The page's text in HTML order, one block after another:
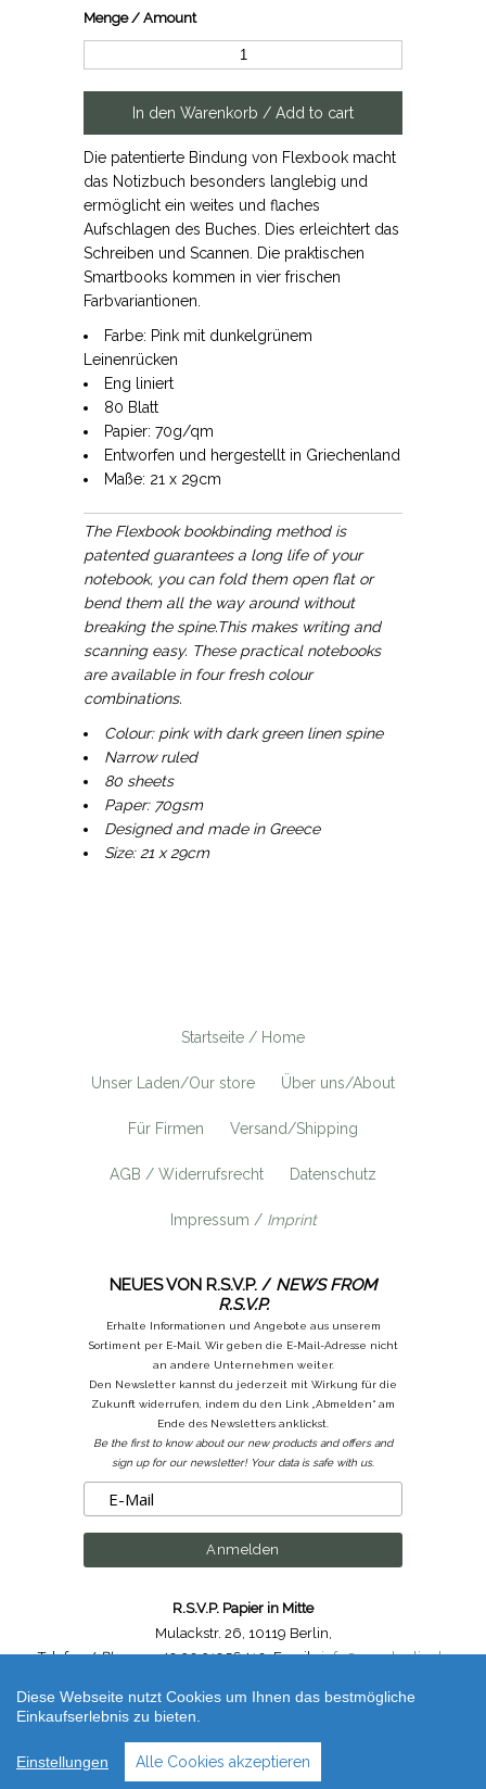
Menge / Amount
Die patentierte Bindung von Flexbook macht
das Notizbuch besonders langlebig und
ermöglicht ein weites und flaches
Aufschlagen des Buches. Dies erleichtert das
Schreiben und Scannen. Die praktischen
Smartbooks kommen in vier frischen
Farbvariantionen.
Farbe: Pink mit dunkelgrünem
Leinenrücken
Eng liniert
80 Blatt
Papier: 70g/qm
Entworfen und hergestellt in Griechenland
Maße: 21 x 29cm
The Flexbook bookbinding method is
patented guarantees a long life of your
notebook, you can fold them open flat or
bend them all the way around without
breaking the spine.This makes writing and
scanning easy. These practical notebooks
are available in four fresh colour
combinations.
Colour: pink with dark green linen spine
Narrow ruled
80 sheets
Paper: 70gsm
Designed and made in Greece
Size: 21 x 29cm
Startseite / Home
Unser Laden/Our store Über uns/About
Für Firmen Versand/Shipping
AGB / Widerrufsrecht Datenschutz
Impressum / Imprint
NEUES VON R.S.V.P. / NEWS FROM
R.S.V.P.
Erhalte Informationen und Angebote aus unserem
Sortiment per E-Mail. Wir geben die E-Mail-Adresse nicht
an andere Unternehmen weiter.
Den Newsletter kannst du jederzeit mit Wirkung für die
Zukunft widerrufen, indem du den Link „Abmelden“ am
Ende des Newsletters anklickst.
Be the first to know about our new products and offers and
sign up for our newsletter! Your data is safe with us.
R.S.V.P. Papier in Mitte
Mulackstr. 26 10119 Berlin
Telefon /Phone: ++49.30.31956410,Email :info@rsvp-berlin.de
Shop erstellt mit VersaCommerce.
Code: flex_l_p
Diese Webseite nutzt Cookies um Ihnen das bestmögliche
Einkaufserlebnis zu bieten.
Einstellungen Alle Cookies akzeptieren